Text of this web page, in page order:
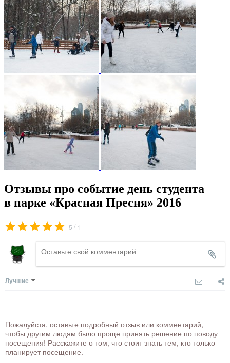
Отзывы про событие день студента
в парке «Красная Пресня» 2016
5 / 1
Лучшие
Пожалуйста, оставьте подробный отзыв или комментарий,
чтобы другим людям было проще принять решение по поводу
посещения! Расскажите о том, что стоит знать тем, кто только
планирует посещение.